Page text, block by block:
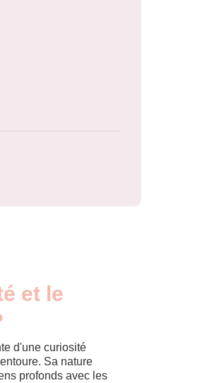
et le
d'une curiosité
Sa nature
profonds avec les